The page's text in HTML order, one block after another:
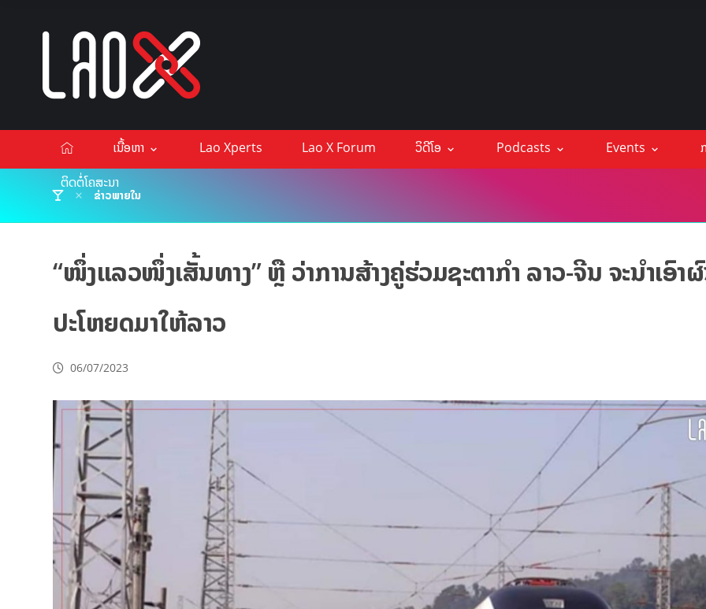
ເນື້ອຫາ Lao Xperts Lao X Forum ວິດີໂອ Podcasts Events
ຕິດຕໍ່ໂຄສະນາ
ຂ່າວພາຍໃນ
“ໜຶ່ງແລວໜຶ່ງເສັ້ນທາງ” ຫຼື ວ່າການສ້າງຄູ່ຮ່ວມຊະຕາກຳ ລາວ-ຈີນ ຈະນຳເອົາ
ປະໂຫຍດມາໃຫ້ລາວ
06/07/2023